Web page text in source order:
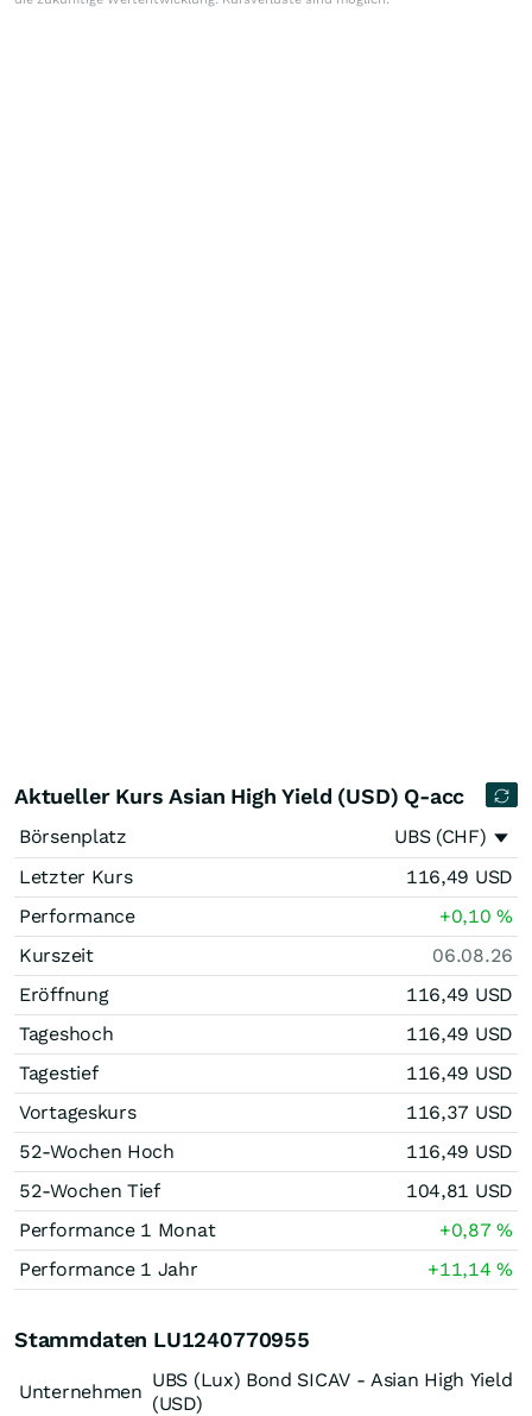
Aktueller Kurs Asian High Yield (USD) Q-acc
Börsenplatz
UBS (CHF)
Letzter Kurs
116,49 USD
Performance
+0,10%
Kurszeit
06.08.26
Eröffnung
116,49 USD
Tageshoch
116,49 USD
Tagestief
116,49 USD
Vortageskurs
116,37 USD
52-Wochen Hoch
116,49 USD
52-Wochen Tief
104,81 USD
Performance 1 Monat
+0,87%
Performance 1 Jahr
+11,14%
Stammdaten LU1240770955
Unternehmen
UBS (Lux) Bond SICAV - Asian High Yield
(USD)